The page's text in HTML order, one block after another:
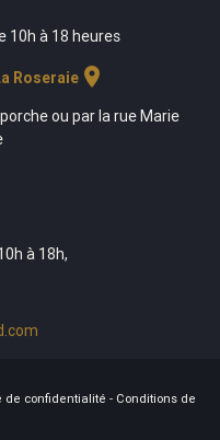
10h à 18 heures
Roseraielocation_on
ou par la rue Marie
à 18h,
de confidentialité - Conditions de